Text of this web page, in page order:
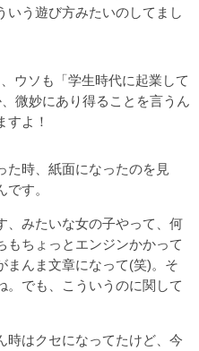
いう遊び方みたいのしてまし
ソも「学生時代に起業して
微妙にあり得ることを言うん
すよ！
時、紙面になったのを見
す。
みたいな女の子やって、何
もちょっとエンジンかかって
んま文章になって(笑)。そ
。でも、こういうのに関して
はクセになってたけど、今